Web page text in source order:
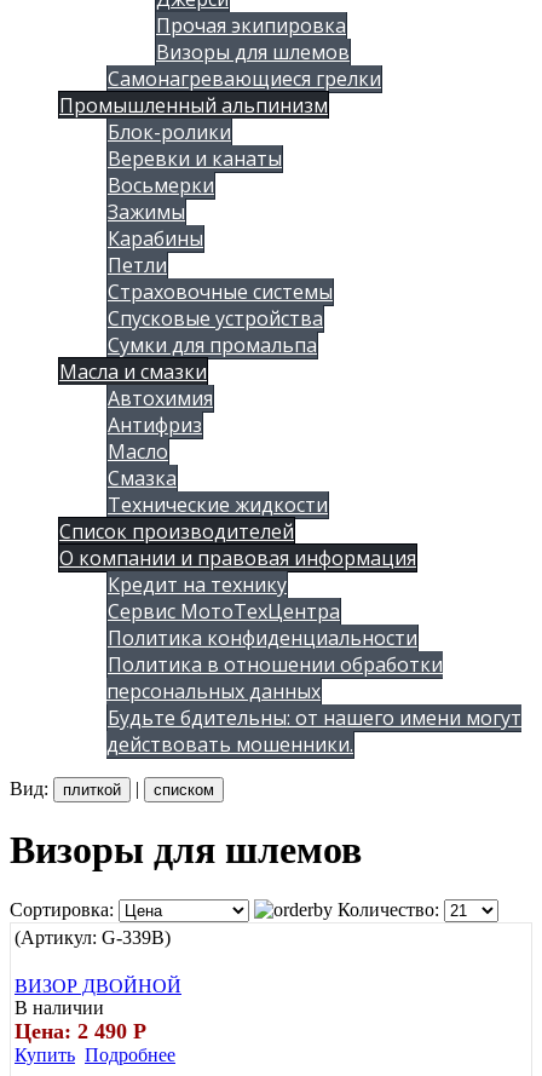
Прочая экипировка
Визоры для шлемов
Самонагревающиеся грелки
Промышленный альпинизм
Блок-ролики
Веревки и канаты
Восьмерки
Зажимы
Карабины
Петли
Страховочные системы
Спусковые устройства
Сумки для промальпа
Масла и смазки
Автохимия
Антифриз
Масло
Смазка
Технические жидкости
Список производителей
О компании и правовая информация
Кредит на технику
Сервис МотоТехЦентра
Политика конфиденциальности
Политика в отношении обработки
персональных данных
Будьте бдительны: от нашего имени могут
действовать мошенники.
Вид: плиткой | списком
Визоры для шлемов
Сортировка:
Количество:
(Артикул: G-339B)
ВИЗОР ДВОЙНОЙ
В наличии
Цена: 2 490 Р
Купить Подробнее